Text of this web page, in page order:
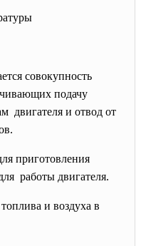
совокупность
подачу
двигателя и отвод от
приготовления
работы двигателя.
и воздуха в